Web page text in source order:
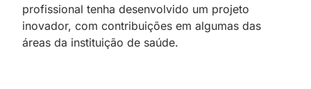
profissional tenha desenvolvido um projeto
inovador, com contribuições em algumas das
áreas da instituição de saúde.